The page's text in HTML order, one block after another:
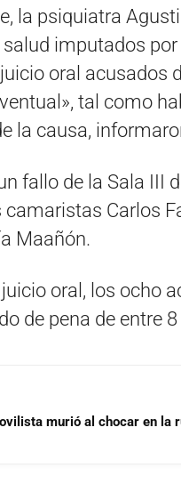
la psiquiatra
imputados
oral acusados
tal como
la causa,
fallo de la Sala III
Carlos
Maañón.
oral, los ocho
de pena de entre
murió al chocar en la